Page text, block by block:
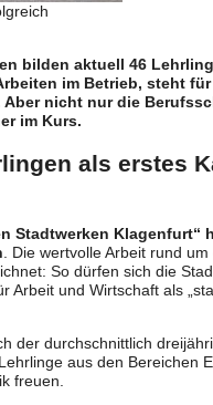
bilden aktuell 46
im Betrieb, steht
nicht nur die
im Kurs.
als erstes
Stadtwerken Klagenfurt“
. Die wertvolle Arbeit rund
So dürfen sich die
Arbeit und Wirtschaft als
der durchschnittlich
aus den Bereichen
freuen.